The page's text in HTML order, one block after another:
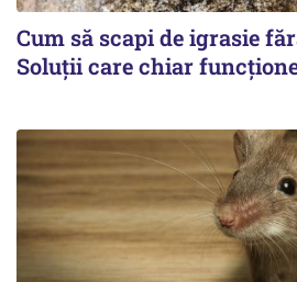
Cum să scapi de igrasie
Soluții care chiar